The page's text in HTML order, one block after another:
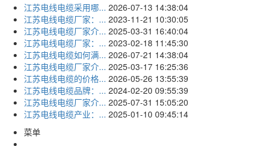
江苏电线电缆采用哪... 2026-07-13 14:38:04
江苏电线电缆厂家：... 2023-11-21 10:30:05
江苏电线电缆厂家介... 2025-03-31 16:40:04
江苏电线电缆厂家：... 2023-02-18 11:45:30
江苏电线电缆如何满... 2026-07-21 14:38:04
江苏电线电缆厂家介... 2025-03-17 16:25:36
江苏电线电缆的价格... 2026-05-26 13:55:39
江苏电线电缆品牌：... 2024-02-20 09:55:39
江苏电线电缆厂家介... 2025-07-31 15:05:20
江苏电线电缆产业：... 2025-01-10 09:45:14
菜单